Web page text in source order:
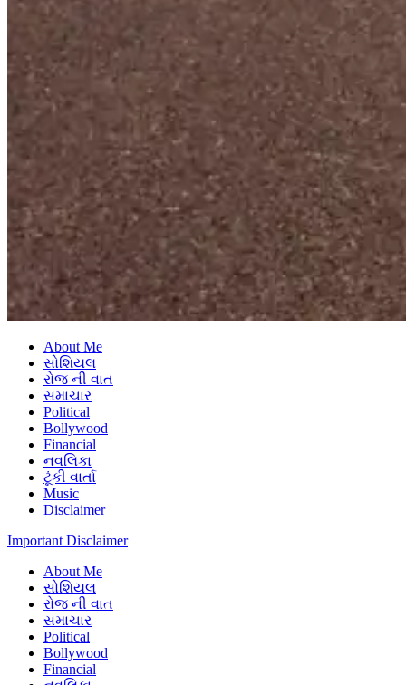
About Me
સોશિયલ
રોજ ની વાત
સમાચાર
Political
Bollywood
Financial
નવલિકા
ટૂંકી વાર્તા
Music
Disclaimer
Important Disclaimer
About Me
સોશિયલ
રોજ ની વાત
સમાચાર
Political
Bollywood
Financial